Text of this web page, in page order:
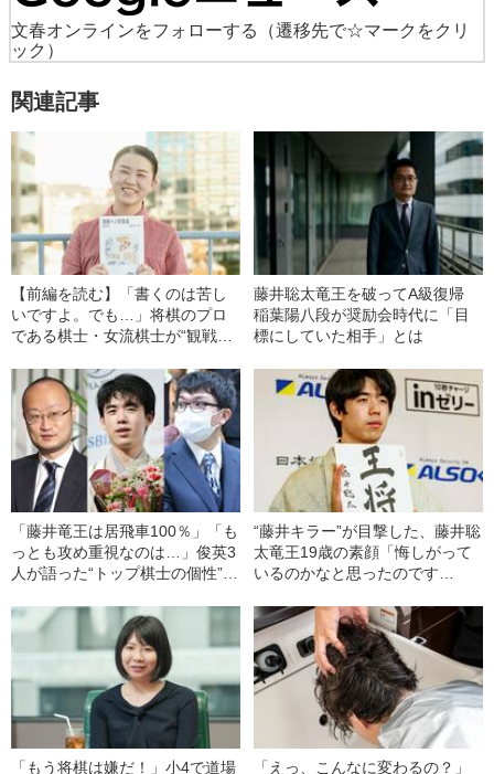
文春オンラインをフォローする
（遷移先で☆マークをクリ
ック）
関連記事
【前編を読む】「書くのは苦し
いですよ。でも…」将棋のプロ
である棋士・女流棋士が“観戦
藤井聡太竜王を破ってA級復帰
稲葉陽八段が奨励会時代に「目
標にしていた相手」とは
「藤井竜王は居飛車100％」「も
っとも攻め重視なのは…」俊英3
人が語った“トップ棋士の個性”と
“藤井キラー”が目撃した、藤井聡
太竜王19歳の素顔「悔しがって
いるのかなと思ったのです
「もう将棋は嫌だ！」小4で道場
「えっ、こんなに変わるの？」